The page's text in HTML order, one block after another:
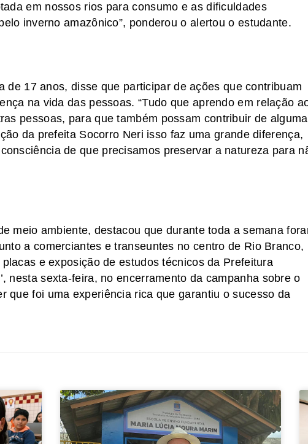
em nossos rios para consumo e as dificuldades
inverno amazônico”, ponderou o alertou o estudante.
de 17 anos, disse que participar de ações que contribuam
na vida das pessoas. “Tudo que aprendo em relação
pessoas, para que também possam contribuir de alguma
da prefeita Socorro Neri isso faz uma grande diferença,
de que precisamos preservar a natureza para
meio ambiente, destacou que durante toda a semana
a comerciantes e transeuntes no centro de Rio Branco,
e exposição de estudos técnicos da Prefeitura
nesta sexta-feira, no encerramento da campanha sobre o
que foi uma experiência rica que garantiu o sucesso da